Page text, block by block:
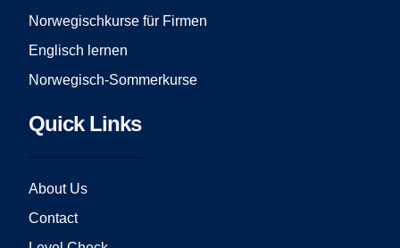
Norwegischkurse für Firmen
Englisch lernen
Norwegisch-Sommerkurse
Quick Links
About Us
Contact